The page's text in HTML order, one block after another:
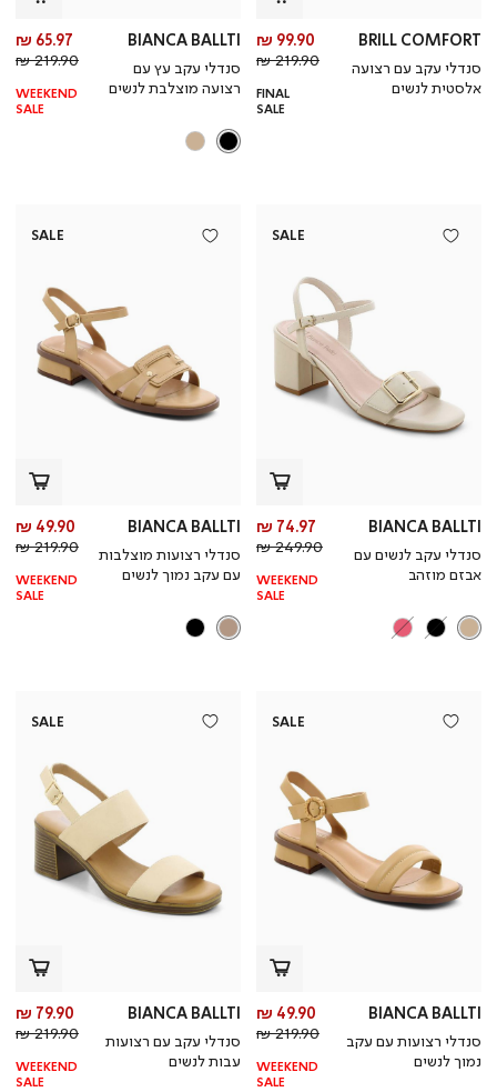
BRILL COMFORT
סנדלי עקב עם רצועה
אלסטית לנשים
מחיר
מוצר
99.90 ₪
מחיר
רגיל
219.90 ₪
FINAL
SALE
BIANCA BALLTI
סנדלי עקב עץ עם
רצועה מוצלבת לנשים
65.97 ₪
219.90 ₪
WEEKEND
SALE
SALE
BIANCA BALLTI
סנדלי עקב לנשים עם
אבזם מוזהב
מחיר
מוצר
74.97 ₪
מחיר
רגיל
249.90 ₪
WEEKEND
SALE
SALE
BIANCA BALLTI
סנדלי רצועות מוצלבות
עם עקב נמוך לנשים
49.90 ₪
219.90 ₪
WEEKEND
SALE
SALE
BIANCA BALLTI
סנדלי רצועות עם עקב
נמוך לנשים
מחיר
מוצר
49.90 ₪
מחיר
רגיל
219.90 ₪
WEEKEND
SALE
SALE
BIANCA BALLTI
סנדלי עקב עם רצועות
עבות לנשים
79.90 ₪
219.90 ₪
WEEKEND
SALE